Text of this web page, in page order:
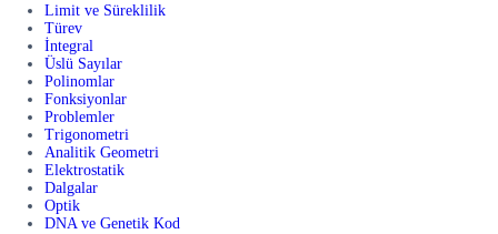
Limit ve Süreklilik
Türev
İntegral
Üslü Sayılar
Polinomlar
Fonksiyonlar
Problemler
Trigonometri
Analitik Geometri
Elektrostatik
Dalgalar
Optik
DNA ve Genetik Kod